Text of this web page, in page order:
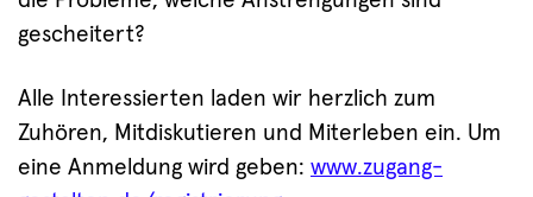
gescheitert?
Alle Interessierten laden wir herzlich zum
Zuhören, Mitdiskutieren und Miterleben ein. Um
eine Anmeldung wird geben: www.zugang-